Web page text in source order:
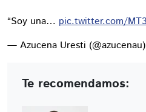
“Soy una… pic.twitter.com/
— Azucena Uresti (@azucenau)
Te recomendamos: